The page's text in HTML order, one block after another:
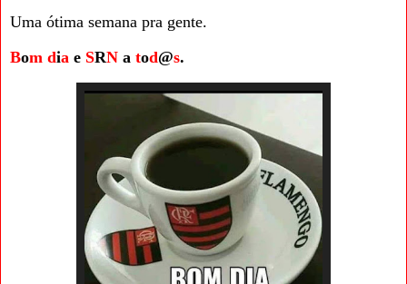
Uma ótima semana pra gente.
Bom dia e SRN a tod@s.